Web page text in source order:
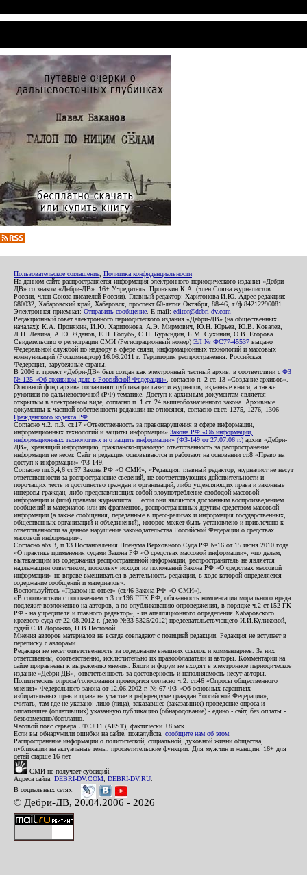
Пользовательское соглашение Политика конфиденциальности
На данном сайте распространяется информация электронного периодического издания «Дебри-
ДВ» со знаком «Дебри-ДВ». 16+ Учредитель: Пронякин К.А. (член Союза журналистов
России, член Союза писателей России). Главный редактор: Харитонова И.Ю. Адрес редакции:
680032, Хабаровский край, Хабаровск, проспект 60-летия Октября, 88-46, т./ф.84212296081.
Электронная приемная: Отправить сообщение . E-mail: editor@debri-dv.com
Редакционный совет электронного периодического издания «Дебри-ДВ» (на общественных
началах): К.А. Пронякин, И.Ю. Харитонова, А.Э. Мирмович, Ю.Н. Юрьев, Ю.В. Ковалев,
Л.Н. Левина, А.Ю. Жданов, Е.Н. Голубь, С.Н. Бурындин, Б.М. Сухинин, О.В. Егорова
Свидетельство о регистрации СМИ (Регистрационный номер) ЭЛ № ФС77-45537 выдано
Федеральной службой по надзору в сфере связи, информационных технологий и массовых
коммуникаций (Роскомнадзор) 16.06.2011 г. Территория распространения: Российская
Федерация, зарубежные страны.
В 2006 г. проект «Дебри-ДВ» был создан как электронный частный архив, в соответствии с ФЗ
№ 125 «Об архивном деле в Российской Федерации» , согласно п. 2 ст. 13 «Создание архивов».
Основной фонд архива составляют публикации газет и журналов, изданные книги, а также
рукописи по дальневосточной (РФ) тематике. Доступ к архивным документам является
открытым в электронном виде, согласно п. 1 ст. 24 вышеобозначенного закона. Архивные
документы к частной собственности редакции не относятся, согласно ст.ст. 1275, 1276, 1306
Гражданского кодекса РФ
Согласно ч.2. п.3. ст.17 «Ответственность за правонарушения в сфере информации,
информационных технологий и защиты информации» Закона РФ «Об информации,
информационных технологиях и о защите информации» (ФЗ-149 от 27.07.06 г.) архив «Дебри-
ДВ», хранящий информацию, гражданско-правовую ответственность за распространение
информации не несет. Сайт и редакция основываются и работают на основании ст.8 «Право на
доступ к информации» ФЗ-149.
Согласно пп.3,4,6 ст.57 Закона РФ «О СМИ», «Редакция, главный редактор, журналист не несут
ответственности за распространение сведений, не соответствующих действительности и
порочащих честь и достоинство граждан и организаций, либо ущемляющих права и законные
интересы граждан, либо представляющих собой злоупотребление свободой массовой
информации и (или) правами журналиста: ...если они являются дословным воспроизведением
сообщений и материалов или их фрагментов, распространенных другим средством массовой
информации (а также сообщения, переданные в пресс-релизах и информация государственных,
общественных организаций и объединений), которое может быть установлено и привлечено к
ответственности за данное нарушение законодательства Российской Федерации о средствах
массовой информации».
Согласно абз.3, п.13 Постановления Пленума Верховного Суда РФ №16 от 15 июня 2010 года
«О практике применения судами Закона РФ «О средствах массовой информации», «по делам,
вытекающим из содержания распространенной информации, распространитель не является
надлежащим ответчиком, поскольку исходя из положений Закона РФ «О средствах массовой
информации» не вправе вмешиваться в деятельность редакции, в ходе которой определяется
содержание сообщений и материалов».
Воспользуйтесь «Правом на ответ» (ст.46 Закона РФ «О СМИ»).
«В соответствии с положением ч.3 ст.196 ГПК РФ, обязанность компенсации морального вреда
подлежит возложению на авторов, а по опубликованию опровержения, в порядке ч.2 ст.152 ГК
РФ - на учредителя и главного редактор», - из апелляционного определения Хабаровского
краевого суда от 22.08.2012 г. (дело №33-5325/2012) председательствующего И.И.Куликовой,
судей С.И.Дорожко, Н.В.Пестовой.
Мнения авторов материалов не всегда совпадают с позицией редакции. Редакция не вступает в
переписку с авторами.
Редакция не несет ответственность за содержание внешних ссылок и комментариев. За них
ответственны, соответственно, исключительно их правообладатели и авторы. Комментарии на
сайте приравнены к выражению мнения. Блоги и форум не входят в электронное периодическое
издание «Дебри-ДВ», ответственность за достоверность и наполняемость несут авторы.
Политические опросы/голосования проводятся согласно ч.2. ст.46 «Опросы общественного
мнения» Федерального закона от 12.06.2002 г. № 67-ФЗ «Об основных гарантиях
избирательных прав и права на участие в референдуме граждан Российской Федерации»;
считать, там где не указано: лицо (лица), заказавшее (заказавших) проведение опроса и
оплатившее (оплативших) указанную публикацию (обнародование) - едино - сайт, без оплаты -
безвозмездно/бесплатно.
Часовой пояс сервера UTC+11 (AEST), фактически +8 мск.
Если вы обнаружили ошибки на сайте, пожалуйста, сообщите нам об этом
Распространение информации о политической, социальной, духовной жизни общества,
публикации на актуальные темы, просветительские функции. Для мужчин и женщин. 16+ для
детей старше 16 лет.
СМИ не получает субсидий.
Адреса сайта: DEBRI-DV.COM DEBRI-DV.RU
В социальных сетях:
© Дебри-ДВ, 20.04.2006 - 2026